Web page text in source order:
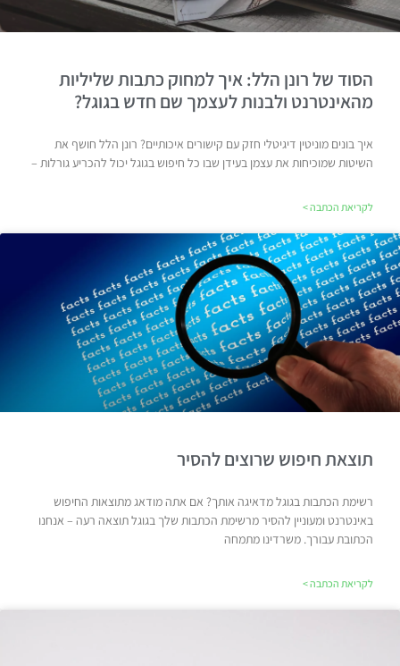
הסוד של רונן הלל: איך למחוק כתבות שליליות
מהאינטרנט ולבנות לעצמך שם חדש בגוגל?
איך בונים מוניטין דיגיטלי חזק עם קישורים איכותיים? רונן הלל חושף את
השיטות שמוכיחות את עצמן בעידן שבו כל חיפוש בגוגל יכול להכריע גורלות –
לקריאת הכתבה >
תוצאת חיפוש שרוצים להסיר
רשימת הכתבות בגוגל מדאיגה אותך? אם אתה מודאג מתוצאות החיפוש
באינטרנט ומעוניין להסיר מרשימת הכתבות שלך בגוגל תוצאה רעה – אנחנו
הכתובת עבורך. משרדינו מתמחה
לקריאת הכתבה >